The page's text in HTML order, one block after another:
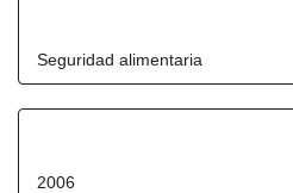
Seguridad alimentaria
2006